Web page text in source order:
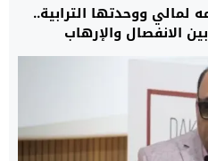
لمالي ووحدتها الترابية..
الانفصال والإرهاب